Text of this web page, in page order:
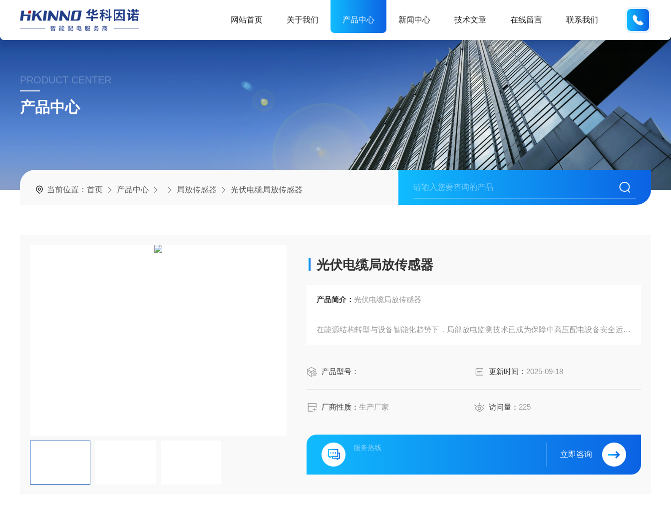
网站首页 关于我们 产品中心 新闻中心 技术文章 在线留言 联系我们
PRODUCT CENTER
产品中心
当前位置：首页 产品中心 局放传感器 光伏电缆局放传感器
光伏电缆局放传感器
产品简介：光伏电缆局放传感器
在能源结构转型与设备智能化趋势下，局部放电监测技术已成为保障中高压配电设备安全运行
产品型号：
更新时间： 2025-09-18
厂商性质：生产厂家 访问量： 225
服务热线
立即咨询